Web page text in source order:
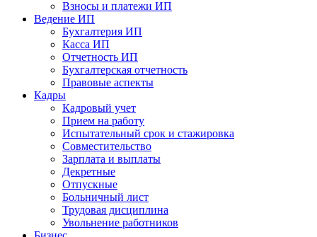
Взносы и платежи ИП
Ведение ИП
Бухгалтерия ИП
Касса ИП
Отчетность ИП
Бухгалтерская отчетность
Правовые аспекты
Кадры
Кадровый учет
Прием на работу
Испытательный срок и стажировка
Совместительство
Зарплата и выплаты
Декретные
Отпускные
Больничный лист
Трудовая дисциплина
Увольнение работников